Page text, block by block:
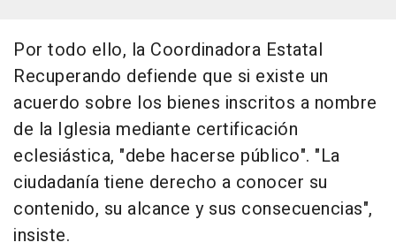
Por todo ello, la Coordinadora Estatal
Recuperando defiende que si existe un
acuerdo sobre los bienes inscritos a nombre
de la Iglesia mediante certificación
eclesiástica, "debe hacerse público". "La
ciudadanía tiene derecho a conocer su
contenido, su alcance y sus consecuencias",
insiste.